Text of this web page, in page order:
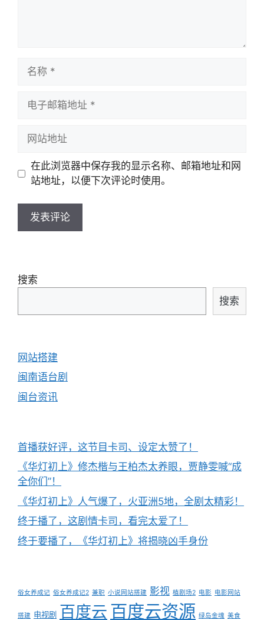
址
址
在此浏览器中保存我的显示名称、邮箱地址和网
站地址，以便下次评论时使用。
搜索
搜索
网站搭建
闽南语台剧
闽台资讯
首播获好评，这节目卡司、设定太赞了！
《华灯初上》修杰楷与王柏杰太养眼，贾静雯喊“成
全你们”！
《华灯初上》人气爆了，火亚洲5地，全剧太精彩！
终于播了，这剧情卡司，看完太爱了！
终于要播了，《华灯初上》将揭晓凶手身份
俗女养成记 俗女养成记2 兼职 小说网站搭建 影视 植剧场2 电影 电影网站
搭建 电视剧 百度云 百度云资源 绿岛金魂 美食